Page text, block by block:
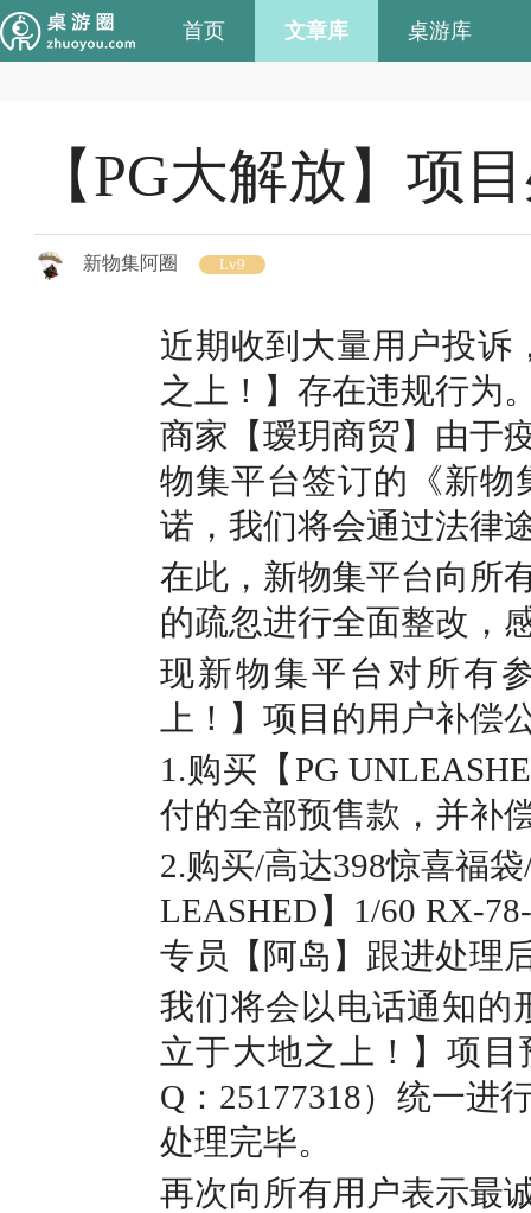
首页 文章库 桌游库
【PG大解放】项
新物集阿圈 Lv9
近期收到大量用户投诉
之上！】存在违规行为
商家【瑷玥商贸】由于
物集平台签订的《新物
诺，我们将会通过法律
在此，新物集平台向所
的疏忽进行全面整改，
现新物集平台对所有
上！】项目的用户补偿
1.购买【PG
付的全部预售款，并补
2.购买/高达398惊喜福
LEASHED】1/60 RX-
专员【阿岛】跟进处理
我们将会以电话通知的
立于大地之上！】项
Q：25177318）统一进
处理完毕。
再次向所有用户表示最